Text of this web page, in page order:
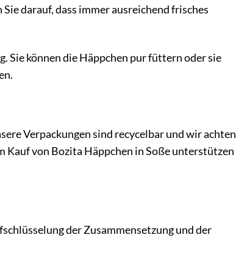
darauf, dass immer ausreichend frisches
Sie können die Häppchen pur füttern oder sie
Verpackungen sind recycelbar und wir achten
von Bozita Häppchen in Soße unterstützen
der Zusammensetzung und der